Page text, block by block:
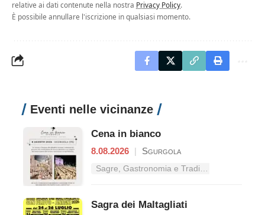
relative ai dati contenute nella nostra Privacy Policy.
È possibile annullare l'iscrizione in qualsiasi momento.
Eventi nelle vicinanze
Cena in bianco
8.08.2026 | Sgurgola
Sagra dei Maltagliati